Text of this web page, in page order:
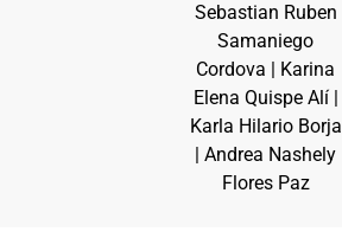
Sebastian Ruben
Samaniego
Cordova | Karina
Elena Quispe Alí |
Karla Hilario Borja
| Andrea Nashely
Flores Paz